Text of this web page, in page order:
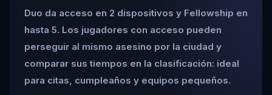
Duo da acceso en 2 dispositivos y Fellowship en
hasta 5. Los jugadores con acceso pueden
perseguir al mismo asesino por la ciudad y
comparar sus tiempos en la clasificación: ideal
para citas, cumpleaños y equipos pequeños.